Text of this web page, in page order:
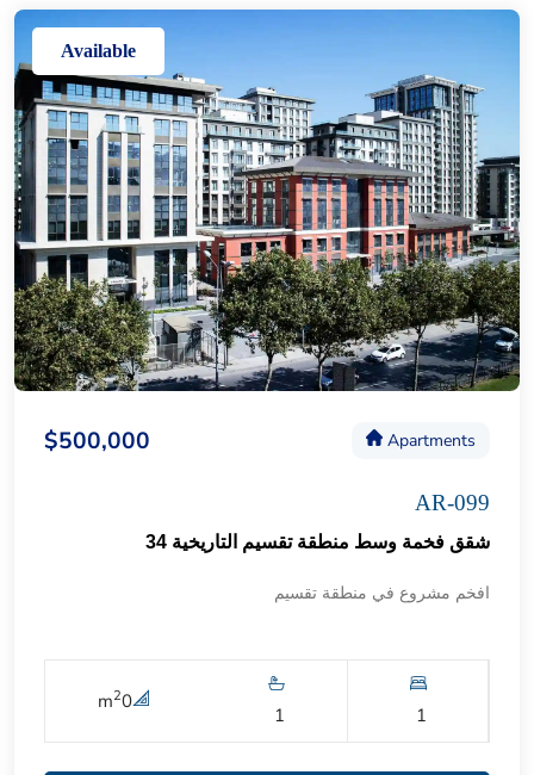
Available
Apartments
$500,000
AR-099
شقق فخمة وسط منطقة تقسيم التاريخية 34
افخم مشروع في منطقة تقسيم
1
1
0
m2